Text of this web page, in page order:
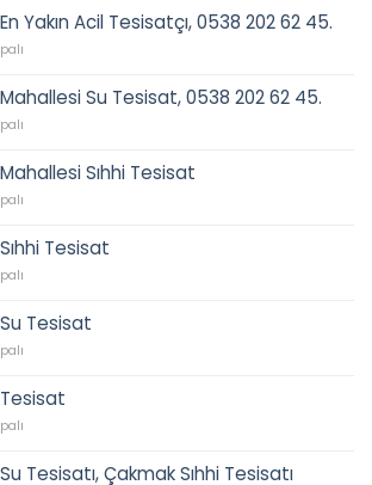
Yakın Acil Tesisatçı, 0538 202 62 45.
Su Tesisat, 0538 202 62 45.
Sıhhi Tesisat
Tesisat
Tesisat
Tesisatı, Çakmak Sıhhi Tesisatı